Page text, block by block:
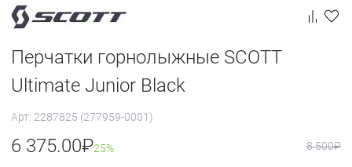
Перчатки горнолыжные SCOTT
Ultimate Junior Black
Арт: 2287825 (277959-0001)
6 375.00₽25% 8 500₽